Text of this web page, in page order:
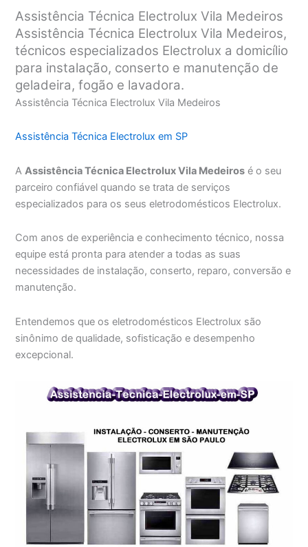
Assistência Técnica Electrolux Vila Medeiros
Assistência Técnica Electrolux Vila Medeiros,
técnicos especializados Electrolux a domicílio
para instalação, conserto e manutenção de
geladeira, fogão e lavadora.
Assistência Técnica Electrolux Vila Medeiros
Assistência Técnica Electrolux em SP
AAssistência Técnica Electrolux Vila Medeiros é o seu
parceiro confiável quando se trata de serviços
especializados para os seus eletrodomésticos Electrolux.
Com anos de experiência e conhecimento técnico, nossa
equipe está pronta para atender a todas as suas
necessidades de instalação, conserto, reparo, conversão e
manutenção.
Entendemos que os eletrodomésticos Electrolux são
sinônimo de qualidade, sofisticação e desempenho
excepcional.